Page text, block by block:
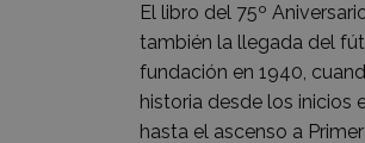
El libro del 75º
también la llegada del
fundación en 1940,
historia desde los inicios
hasta el ascenso a